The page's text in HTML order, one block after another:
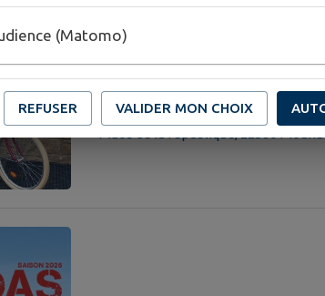
L'été chez Diduañ
VENDREDI 7 AOÛT - VENDREDI
(Matomo)
REFUSER VALIDER MON CHOIX